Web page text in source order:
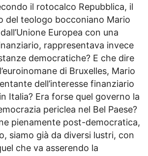
il rotocalco Repubblica, il
del teologo bocconiano Mario
Europea con una
rappresentava invece
democratiche? E che dire
di Bruxelles, Mario
dell’interesse finanziario
Italia? Era forse quel governo la
periclea nel Bel Paese?
pienamente post-democratica,
siamo già da diversi lustri, con
che va asserendo la